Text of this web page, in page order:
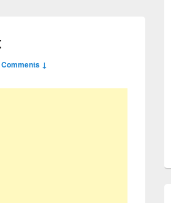
Comments ↓